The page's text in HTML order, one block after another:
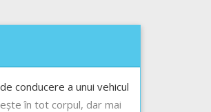
conducere a unui vehicul
în tot corpul, dar mai